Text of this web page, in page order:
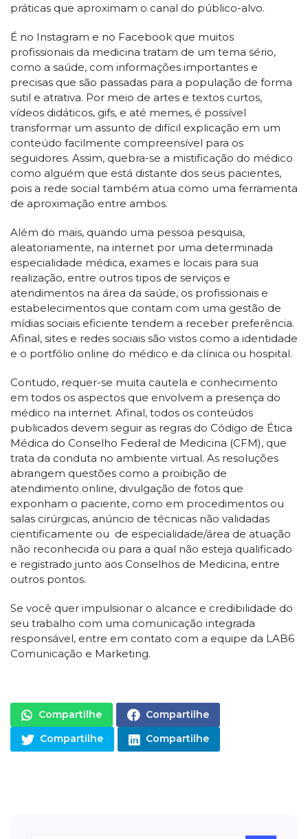
práticas que aproximam o canal do público-alvo.
É no Instagram e no Facebook que muitos
profissionais da medicina tratam de um tema sério,
como a saúde, com informações importantes e
precisas que são passadas para a população de forma
sutil e atrativa. Por meio de artes e textos curtos,
vídeos didáticos, gifs, e até memes, é possível
transformar um assunto de difícil explicação em um
conteúdo facilmente compreensível para os
seguidores. Assim, quebra-se a mistificação do médico
como alguém que está distante dos seus pacientes,
pois a rede social também atua como uma ferramenta
de aproximação entre ambos.
Além do mais, quando uma pessoa pesquisa,
aleatoriamente, na internet por uma determinada
especialidade médica, exames e locais para sua
realização, entre outros tipos de serviços e
atendimentos na área da saúde, os profissionais e
estabelecimentos que contam com uma gestão de
mídias sociais eficiente tendem a receber preferência.
Afinal, sites e redes sociais são vistos como a identidade
e o portfólio online do médico e da clínica ou hospital.
Contudo, requer-se muita cautela e conhecimento
em todos os aspectos que envolvem a presença do
médico na internet. Afinal, todos os conteúdos
publicados devem seguir as regras do Código de Ética
Médica do Conselho Federal de Medicina (CFM), que
trata da conduta no ambiente virtual. As resoluções
abrangem questões como a proibição de
atendimento online, divulgação de fotos que
exponham o paciente, como em procedimentos ou
salas cirúrgicas, anúncio de técnicas não validadas
cientificamente ou de especialidade/área de atuação
não reconhecida ou para a qual não esteja qualificado
e registrado junto aos Conselhos de Medicina, entre
outros pontos.
Se você quer impulsionar o alcance e credibilidade do
seu trabalho com uma comunicação integrada
responsável, entre em contato com a equipe da LAB6
Comunicação e Marketing.
Compartilhe
Compartilhe
Compartilhe
Compartilhe